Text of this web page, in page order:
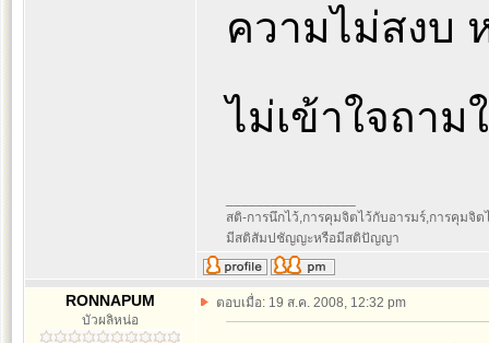
ความไม่สงบ
ไม่เข้าใจถา
สติ-การนึกไว้,การคุมจิตไว้กับอารมร์,การคุมจิ
มีสติสัมปชัญญะหรือมีสติปัญญา
RONNAPUM
บัวผลิหน่อ
ตอบเมื่อ: 19 ส.ค. 2008, 12:32 pm